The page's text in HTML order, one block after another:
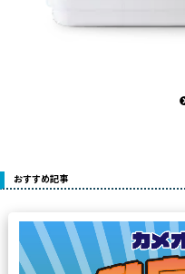
おすすめ記事